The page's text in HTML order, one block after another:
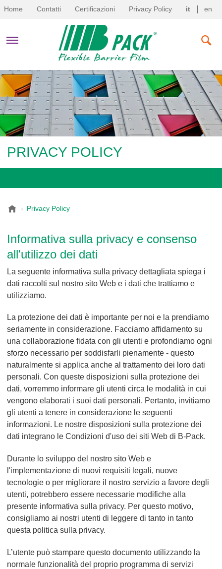
AZIENDA
PRODOTTI
SOSTENIBILITÀ
NEWS & EVENTI
it en
Home Contatti Certificazioni Privacy Policy
PRIVACY POLICY
a
c
k
Privacy Policy
Informativa sulla privacy e consenso
all'utilizzo dei dati
La seguente informativa sulla privacy dettagliata spiega i
dati raccolti sul nostro sito Web e i dati che trattiamo e
utilizziamo.
La protezione dei dati è importante per noi e la prendiamo
seriamente in considerazione. Facciamo affidamento su
una collaborazione fidata con gli utenti e profondiamo ogni
sforzo necessario per soddisfarli pienamente - questo
naturalmente si applica anche al trattamento dei loro dati
personali. Con queste disposizioni sulla protezione dei
dati, vorremmo informare gli utenti circa le modalità in cui
vengono elaborati i suoi dati personali. Pertanto, invitiamo
gli utenti a tenere in considerazione le seguenti
informazioni. Le nostre disposizioni sulla protezione dei
dati integrano le Condizioni d'uso dei siti Web di B-Pack.
Durante lo sviluppo del nostro sito Web e
l'implementazione di nuovi requisiti legali, nuove
tecnologie o per migliorare il nostro servizio a favore degli
utenti, potrebbero essere necessarie modifiche alla
presente informativa sulla privacy. Per questo motivo,
consigliamo ai nostri utenti di leggere di tanto in tanto
questa politica sulla privacy.
L’utente può stampare questo documento utilizzando la
normale funzionalità del proprio programma di servizi